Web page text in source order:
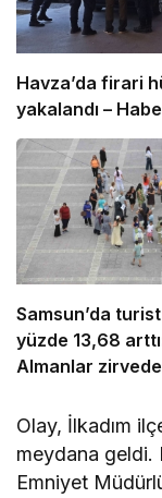
Havza’da firari
yakalandı –
Samsun’da turist
yüzde 13,68
Almanlar zirvede
Olay, İlkadım
meydana geldi.
Emniyet